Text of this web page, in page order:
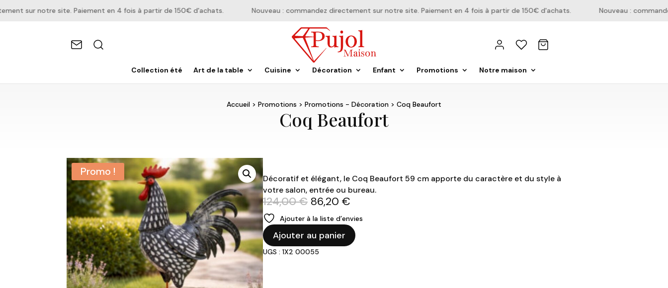
sur notre site. Paiement en 4 fois à partir de 150€ d'achats. Nouveau : commandez directement sur notre site. Paiement en 4 fois à partir de 150€ d'achats. Nouveau :
Collection été Art de la table Cuisine Décoration Enfant Promotions Notre maison
Accueil > Promotions > Promotions - Décoration > Coq Beaufort
Coq Beaufort
Promo !
Décoratif et élégant, le Coq Beaufort 59 cm apporte du caractère et du style à
votre salon, entrée ou bureau.
124,00€ Le
initial
était :
124,00 €.
86,20 €
actuel
est :
86,20 €.
Ajouter à la liste d’envies
quantité
de
Coq
Beaufort
Ajouter au panier
UGS : 1X2 00055